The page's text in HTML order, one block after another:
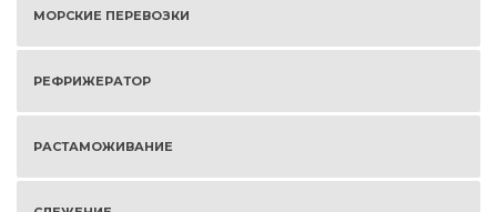
МОРСКИЕ ПЕРЕВОЗКИ
РЕФРИЖЕРАТОР
РАСТАМОЖИВАНИЕ